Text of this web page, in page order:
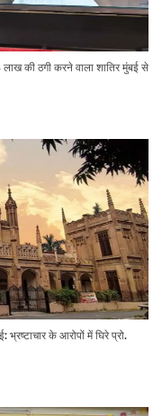
की ठगी करने वाला शातिर मुंबई से
भ्रष्टाचार के आरोपों में घिरे प्रो.